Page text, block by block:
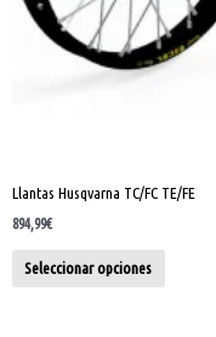
Llantas Husqvarna TC/FC TE/FE
894,99€
Seleccionar opciones
producto